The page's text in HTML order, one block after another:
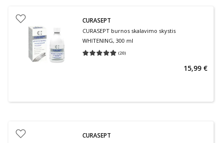
CURASEPT
CURASEPT burnos skalavimo skystis
WHITENING, 300 ml
(20)
Vidutinis įvertinimas 4.90
15,99 €
CURASEPT